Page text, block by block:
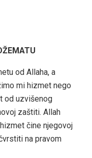
od Allaha, a
mi hizmet nego
od uzvišenog
zaštiti. Allah
čine njegovoj
na pravom